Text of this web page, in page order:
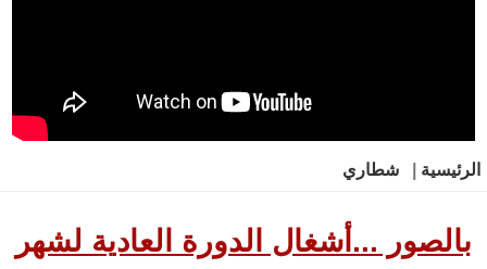
الرئيسية شطاري
بالصور ...أشغال الدورة العادية لشهر